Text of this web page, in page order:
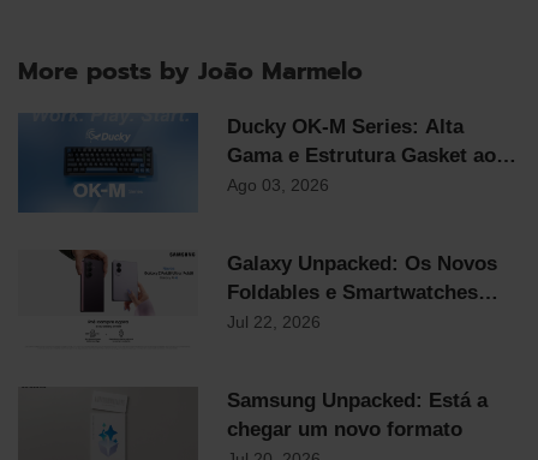
More posts by João Marmelo
Ducky OK-M Series: Alta
Gama e Estrutura Gasket ao
Preço Mais Competitivo do
Ago 03, 2026
Galaxy Unpacked: Os Novos
Foldables e Smartwatches
Samsung já chegaram!
Jul 22, 2026
Samsung Unpacked: Está a
chegar um novo formato